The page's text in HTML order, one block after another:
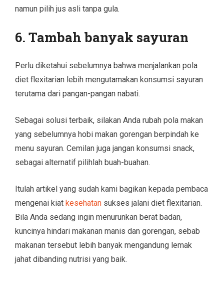
namun pilih jus asli tanpa gula.
6. Tambah banyak sayuran
Perlu diketahui sebelumnya bahwa menjalankan pola
diet flexitarian lebih mengutamakan konsumsi sayuran
terutama dari pangan-pangan nabati.
Sebagai solusi terbaik, silakan Anda rubah pola makan
yang sebelumnya hobi makan gorengan berpindah ke
menu sayuran. Cemilan juga jangan konsumsi snack,
sebagai alternatif pilihlah buah-buahan.
Itulah artikel yang sudah kami bagikan kepada pembaca
mengenai kiat kesehatan sukses jalani diet flexitarian.
Bila Anda sedang ingin menurunkan berat badan,
kuncinya hindari makanan manis dan gorengan, sebab
makanan tersebut lebih banyak mengandung lemak
jahat dibanding nutrisi yang baik.